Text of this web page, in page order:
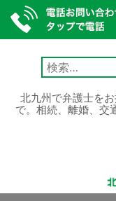
検
索:
北九州で弁護士を
で。相続、離婚、交